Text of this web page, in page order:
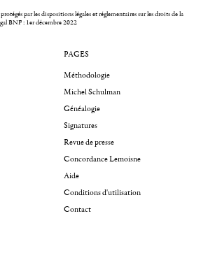
par les dispositions légales et réglementaires sur les droits de la
BNF : 1er décembre 2022
PAGES
Méthodologie
Michel Schulman
Généalogie
Signatures
Revue de presse
Concordance Lemoisne
Aide
Conditions d'utilisation
Contact